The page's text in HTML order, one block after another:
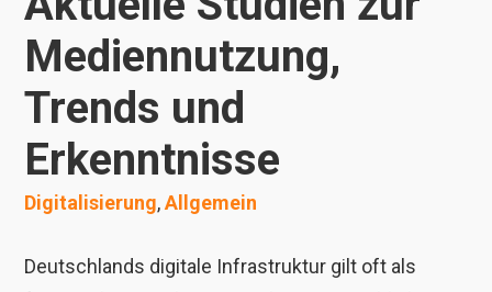
Mediennutzung,
Trends und
Erkenntnisse
Digitalisierung,Allgemein
Deutschlands digitale Infrastruktur gilt oft als